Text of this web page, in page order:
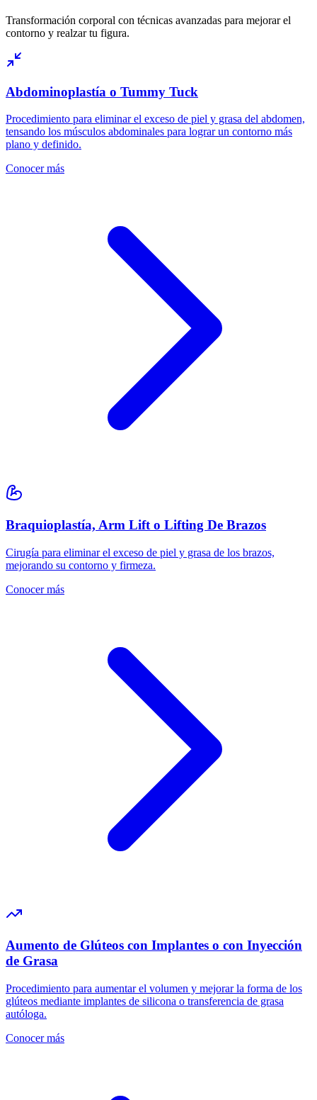
Transformación corporal con técnicas avanzadas para mejorar el
contorno y realzar tu figura.
Abdominoplastía o Tummy Tuck
Procedimiento para eliminar el exceso de piel y grasa del abdomen,
tensando los músculos abdominales para lograr un contorno más
plano y definido.
Conocer más
Braquioplastía, Arm Lift o Lifting De Brazos
Cirugía para eliminar el exceso de piel y grasa de los brazos,
mejorando su contorno y firmeza.
Conocer más
Aumento de Glúteos con Implantes o con Inyección
de Grasa
Procedimiento para aumentar el volumen y mejorar la forma de los
glúteos mediante implantes de silicona o transferencia de grasa
autóloga.
Conocer más